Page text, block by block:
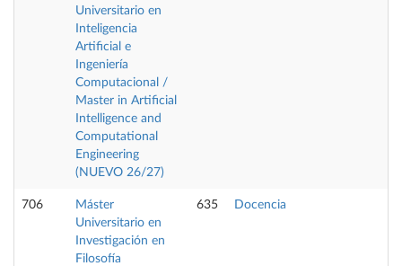
Universitario en
Inteligencia
Artificial e
Ingeniería
Computacional /
Master in Artificial
Intelligence and
Computational
Engineering
(NUEVO 26/27)
706
Máster
Universitario en
Investigación en
Filosofía
635 Docencia